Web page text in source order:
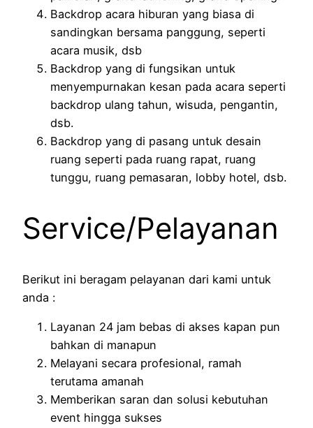
Backdrop acara hiburan yang biasa di
sandingkan bersama panggung, seperti
acara musik, dsb
Backdrop yang di fungsikan untuk
menyempurnakan kesan pada acara seperti
backdrop ulang tahun, wisuda, pengantin,
dsb.
Backdrop yang di pasang untuk desain
ruang seperti pada ruang rapat, ruang
tunggu, ruang pemasaran, lobby hotel, dsb.
Service/Pelayanan
Berikut ini beragam pelayanan dari kami untuk
anda :
Layanan 24 jam bebas di akses kapan pun
bahkan di manapun
Melayani secara profesional, ramah
terutama amanah
Memberikan saran dan solusi kebutuhan
event hingga sukses